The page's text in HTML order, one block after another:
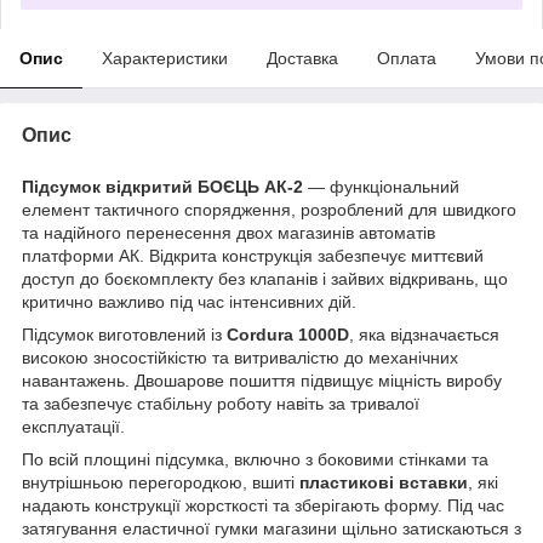
Опис Характеристики Доставка Оплата Умови
Опис
Підсумок відкритий БОЄЦЬ АК-2 — функціональний
елемент тактичного спорядження, розроблений для швидкого
та надійного перенесення двох магазинів автоматів
платформи АК. Відкрита конструкція забезпечує миттєвий
доступ до боєкомплекту без клапанів і зайвих відкривань, що
критично важливо під час інтенсивних дій.
Підсумок виготовлений із Cordura 1000D , яка відзначається
високою зносостійкістю та витривалістю до механічних
навантажень. Двошарове пошиття підвищує міцність виробу
та забезпечує стабільну роботу навіть за тривалої
експлуатації.
По всій площині підсумка, включно з боковими стінками та
внутрішньою перегородкою, вшиті пластикові вставки , які
надають конструкції жорсткості та зберігають форму. Під час
затягування еластичної гумки магазини щільно затискаються з